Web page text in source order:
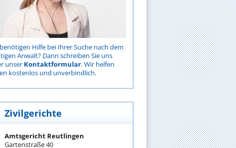
Hilfe bei Ihrer Suche nach dem
Anwalt? Dann schreiben Sie uns
unser Kontaktformular. Wir helfen
kostenlos und unverbindlich.
Zivilgerichte
Amtsgericht Reutlingen
Gartenstraße 40